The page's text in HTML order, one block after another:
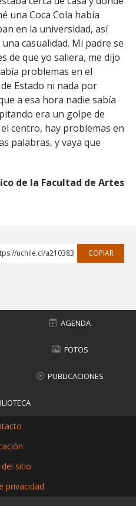
una Coca Cola había
en la universidad, así
casualidad. Mi padre se
de que yo saliera, me dijo
problemas en el
Estado ni nada por
a esa hora nadie sabía
era un golpe de
centro, hay problemas en
palabras, y vaya que
de la Facultad de Artes
uchile.cl/a210383 COPIAR
AGENDA
FOTOS
PUBLICACIONES
sitio
privacidad